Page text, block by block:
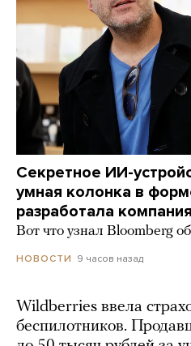
Секретное ИИ-
умная колонка в
разработала
Вот что узнал Bloomberg
НОВОСТИ 9 часов назад
Wildberries ввела
беспилотников.